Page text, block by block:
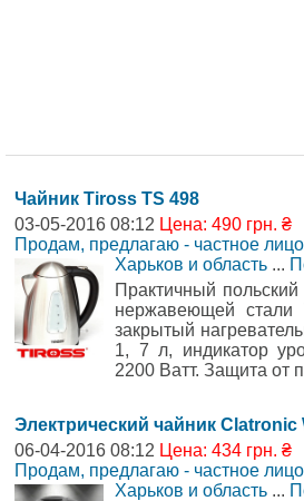
Чайник Tiross TS 498
03-05-2016 08:12 Цена: 490 грн. ₴
Продам, предлагаю - частное
Харьков и область ...
Практичный
нержавеющей
закрытый
1, 7 л, индикатор
2200 Ватт. Защита от
Электрический чайник Clatronic
06-04-2016 08:12 Цена: 434 грн. ₴
Продам, предлагаю - частное
Харьков и область ...